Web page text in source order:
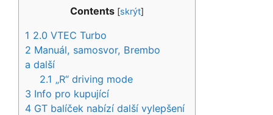
Contents [skrýt]
1 2.0 VTEC Turbo
2 Manuál, samosvor, Brembo
a další
2.1 „R“ driving mode
3 Info pro kupující
4 GT balíček nabízí další vylepšení